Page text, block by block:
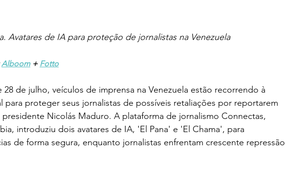
Avatares de IA para proteção de jornalistas na Venezuela
Alboom + Fotto
28 de julho, veículos de imprensa na Venezuela estão recorrendo à
para proteger seus jornalistas de possíveis retaliações por reportarem
Nicolás Maduro. A plataforma de jornalismo Connectas,
introduziu dois avatares de IA, 'El Pana' e 'El Chama', para
de forma segura, enquanto jornalistas enfrentam crescente repressão